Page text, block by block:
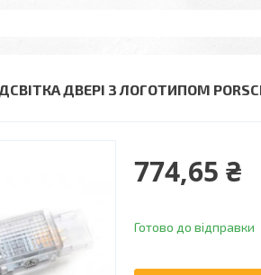
ДВЕРІ З ЛОГОТИПОМ
774,65 ₴
Готово до відправки